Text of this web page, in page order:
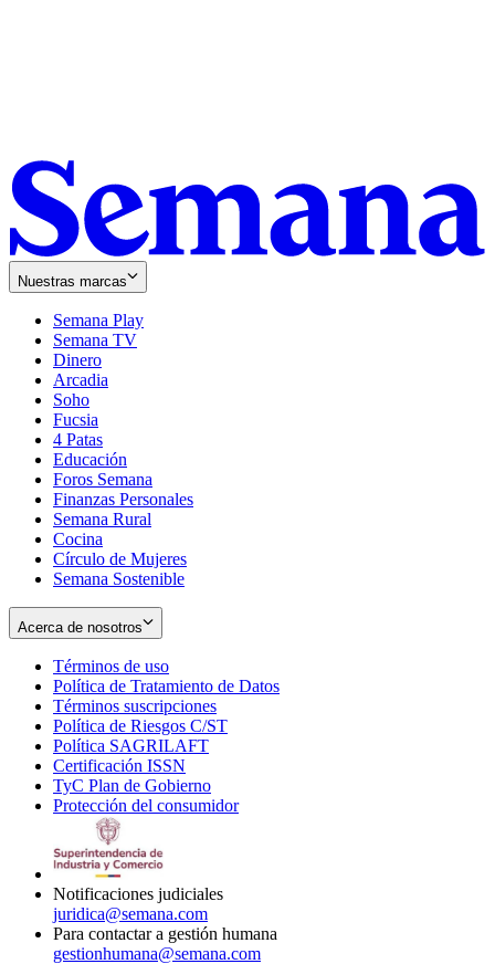
Nuestras marcas
Semana Play
Semana TV
Dinero
Arcadia
Soho
in
new
window
Fucsia
in
new
window
4 Patas
Educación
Foros Semana
Finanzas Personales
Semana Rural
Cocina
Círculo de Mujeres
Semana Sostenible
Acerca de nosotros
Términos de uso
in
new
window
Política de Tratamiento de Datos
Términos suscripciones
in
Política de Riesgos C/ST
Política SAGRILAFT
new
window
Certificación ISSN
in
new
TyC Plan de Gobierno
in
Protección del consumidorOpens
Notificaciones judiciales
juridica@semana.com
Para contactar a gestión humana
gestionhumana@semana.com